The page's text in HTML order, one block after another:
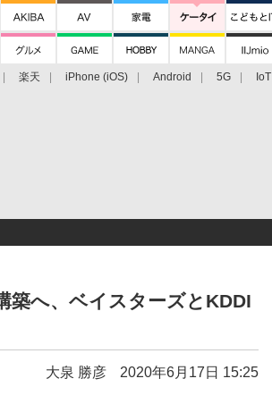
楽天 iPhone (iOS) Android 5G IoT
築へ、ベイスターズとKDDI
大泉 勝彦 2020年6月17日 15:25